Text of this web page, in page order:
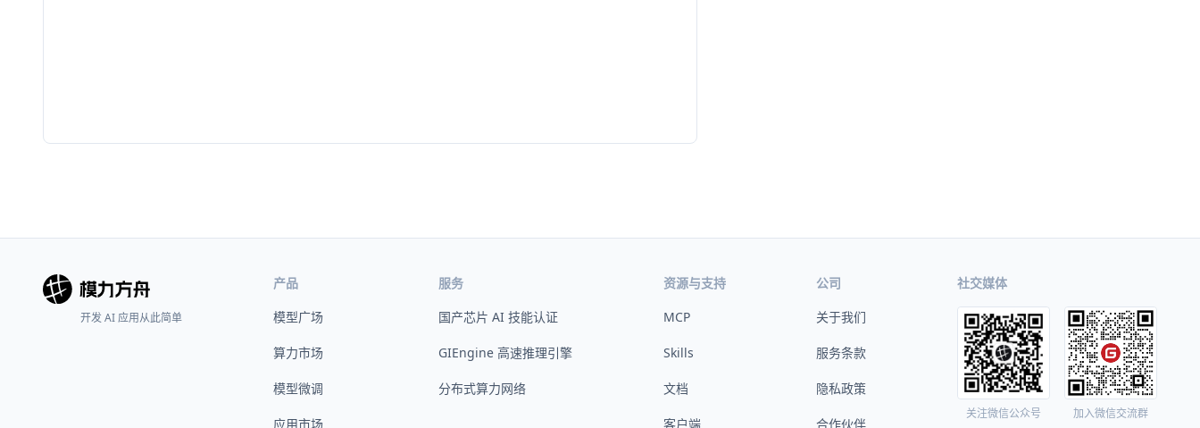
开发 AI 应用从此简单
产品
模型广场
算力市场
模型微调
应用市场
服务
国产芯片 AI 技能认证
GIEngine 高速推理引擎
分布式算力网络
资源与支持
MCP
Skills
文档
客户端
公司
关于我们
服务条款
隐私政策
合作伙伴
社交媒体
关注微信公众号 加入微信交流群